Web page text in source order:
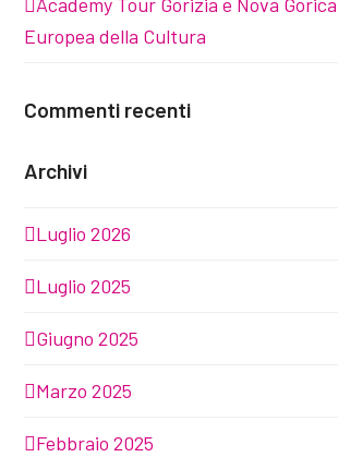
Academy Tour Gorizia e Nova
Europea della Cultura
Commenti recenti
Archivi
Luglio 2026
Luglio 2025
Giugno 2025
Marzo 2025
Febbraio 2025